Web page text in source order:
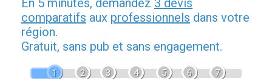
En 5 minutes, demandez 3 devis
comparatifs aux professionnels dans votre
région.
Gratuit, sans pub et sans engagement.
1 2 3 4 5 6 7